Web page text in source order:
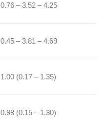
0.76 – 3.52 – 4.25
0.45 – 3.81 – 4.69
1.00 (0.17 – 1.35)
0.98 (0.15 – 1.30)